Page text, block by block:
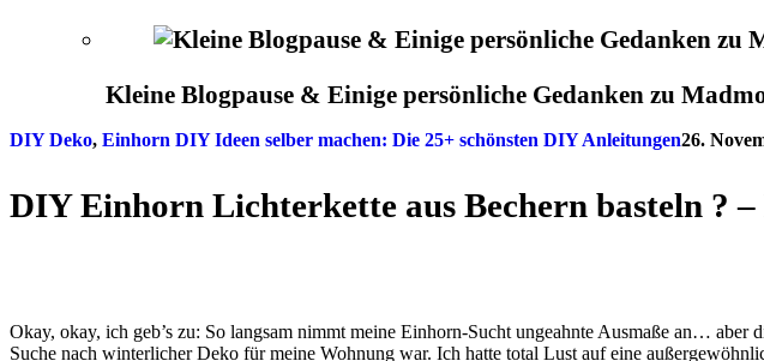
Kleine Blogpause & Einige persönliche Gedanken zu
DIY Deko, Einhorn DIY Ideen selber machen: Die 25+ schönsten DIY Anleitungen26.
DIY Einhorn Lichterkette aus Bechern basteln ?
Okay, okay, ich geb’s zu: So langsam nimmt meine Einhorn-Sucht ungeahnte Ausmaße an…
Suche nach winterlicher Deko für meine Wohnung war. Ich hatte total Lust auf eine